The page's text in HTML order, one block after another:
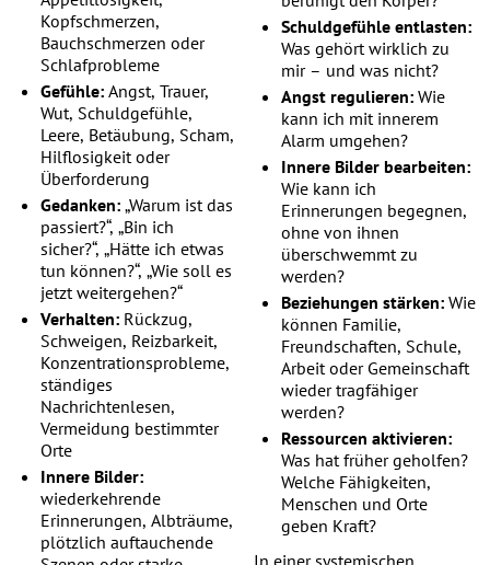
Kopfschmerzen,
Bauchschmerzen oder
Schlafprobleme
Gefühle: Angst, Trauer,
Wut, Schuldgefühle,
Leere, Betäubung, Scham,
Hilflosigkeit oder
Überforderung
Gedanken: „Warum ist das
passiert?“, „Bin ich
sicher?“, „Hätte ich etwas
tun können?“, „Wie soll es
jetzt weitergehen?“
Verhalten: Rückzug,
Schweigen, Reizbarkeit,
Konzentrationsprobleme,
ständiges
Nachrichtenlesen,
Vermeidung bestimmter
Orte
Innere Bilder:
wiederkehrende
Erinnerungen, Albträume,
plötzlich auftauchende
Schuldgefühle entlasten:
Was gehört wirklich zu
mir – und was nicht?
Angst regulieren: Wie
kann ich mit innerem
Alarm umgehen?
Innere Bilder bearbeiten:
Wie kann ich
Erinnerungen begegnen,
ohne von ihnen
überschwemmt zu
werden?
Beziehungen stärken: Wie
können Familie,
Freundschaften, Schule,
Arbeit oder Gemeinschaft
wieder tragfähiger
werden?
Ressourcen aktivieren:
Was hat früher geholfen?
Welche Fähigkeiten,
Menschen und Orte
geben Kraft?
In einer systemischen